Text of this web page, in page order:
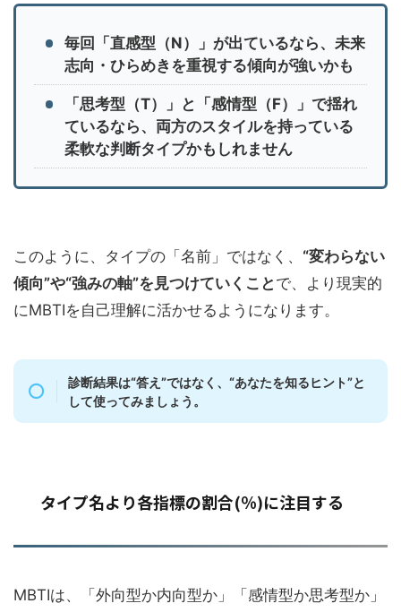
毎回「直感型（N）」が出ているなら、未来
志向・ひらめきを重視する傾向が強いかも
「思考型（T）」と「感情型（F）」で揺れ
ているなら、両方のスタイルを持っている
柔軟な判断タイプかもしれません
このように、タイプの「名前」ではなく、 “変わらない
傾向”や“強みの軸”を見つけていくこと で、より現実的
にMBTIを自己理解に活かせるようになります。
診断結果は“答え”ではなく、“あなたを知るヒント”と
して使ってみましょう。
タイプ名より各指標の割合(％)に注目する
MBTIは、「外向型か内向型か」「感情型か思考型か」